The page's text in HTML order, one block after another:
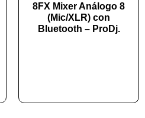
8FX Mixer Análogo 8
(Mic/XLR) con
Bluetooth – ProDj.